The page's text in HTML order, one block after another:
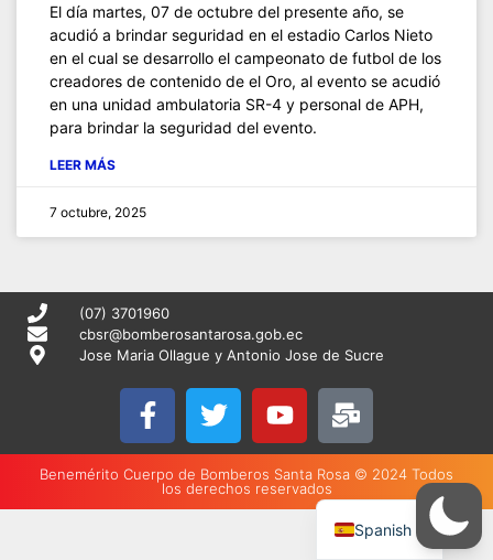
El día martes, 07 de octubre del presente año, se
acudió a brindar seguridad en el estadio Carlos Nieto
en el cual se desarrollo el campeonato de futbol de los
creadores de contenido de el Oro, al evento se acudió
en una unidad ambulatoria SR-4 y personal de APH,
para brindar la seguridad del evento.
LEER MÁS
7 octubre, 2025
(07) 3701960
cbsr@bomberosantarosa.gob.ec
Jose Maria Ollague y Antonio Jose de Sucre
Benemérito Cuerpo de Bomberos Santa Rosa © 2024 Todos
los derechos reservados
Spanish